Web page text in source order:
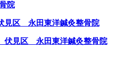
院
区 永田東洋鍼灸整骨院
見区 永田東洋鍼灸整骨院